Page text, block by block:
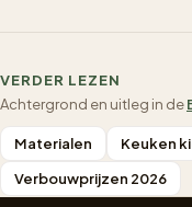
VERDER LEZEN
Achtergrond en uitleg in de
Materialen Keuken
Verbouwprijzen 2026